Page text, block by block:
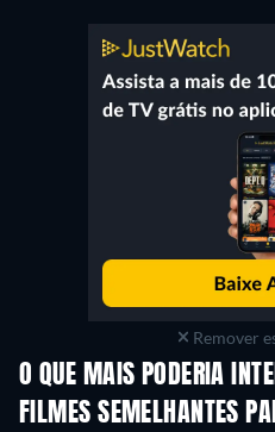
Remover
O QUE MAIS PODERIA
FILMES SEMELHANTES